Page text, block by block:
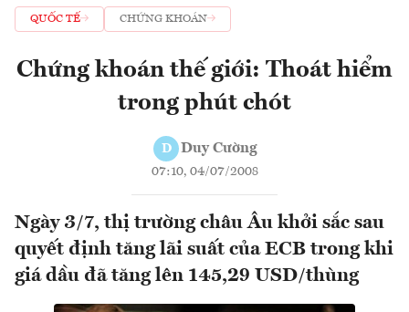
QUỐC TẾ CHỨNG KHOÁN
Chứng khoán thế giới: Thoát hiểm
trong phút chót
D Duy Cường
07:10, 04/07/2008
Ngày 3/7, thị trường châu Âu khởi sắc sau
quyết định tăng lãi suất của ECB trong khi
giá dầu đã tăng lên 145,29 USD/thùng